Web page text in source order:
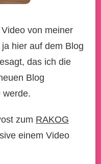
von meiner
hier auf dem Blog
das ich die
Blog
werde.
zum RAKOG
einem Video